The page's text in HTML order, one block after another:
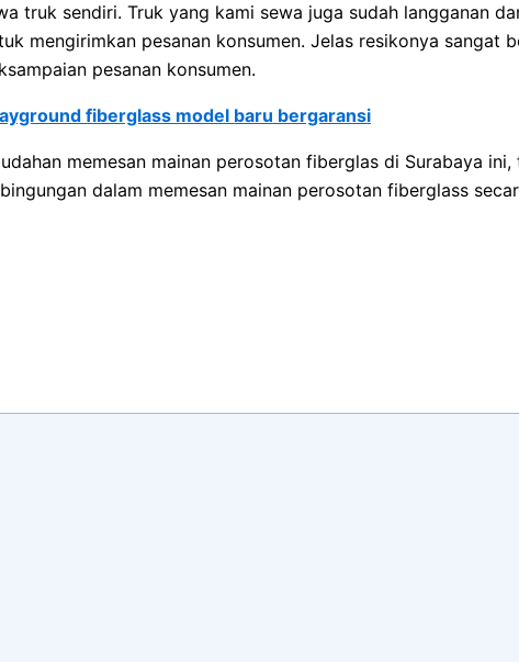
truk sendiri. Truk yang kami sewa juga sudah langganan
mengirimkan pesanan konsumen. Jelas resikonya sangat
pesanan konsumen.
fiberglass model baru bergaransi
memesan mainan perosotan fiberglas di Surabaya
dalam memesan mainan perosotan fiberglass